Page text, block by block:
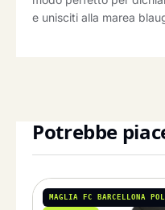
e unisciti alla marea
Potrebbe
MAGLIA FC BARCELLONA